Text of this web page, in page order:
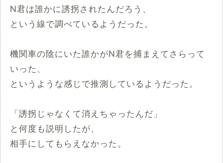
N君は誰かに誘拐されたんだろう、
という線で調べているようだった。
機関車の陰にいた誰かがN君を捕まえてさらって
いった、
というような感じで推測しているようだった。
「誘拐じゃなくて消えちゃったんだ」
と何度も説明したが、
相手にしてもらえなかった。